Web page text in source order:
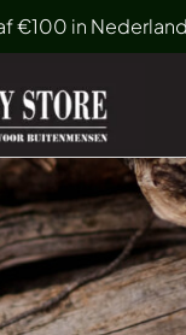
€100 in Nederland